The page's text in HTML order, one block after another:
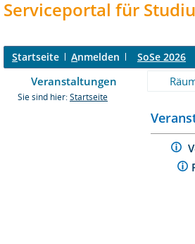
Serviceportal für
Startseite Anmelden SoSe 2026
Veranstaltungen
Sie sind hier: Startseite